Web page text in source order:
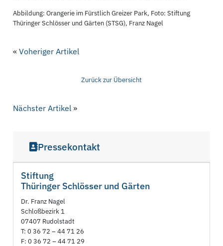
Abbildung: Orangerie im Fürstlich Greizer Park, Foto: Stiftung
Thüringer Schlösser und Gärten (STSG), Franz Nagel
«Voheriger Artikel
Zurück zur Übersicht
Nächster Artikel »
Pressekontakt
Stiftung
Thüringer Schlösser und Gärten
Dr. Franz Nagel
Schloßbezirk 1
07407 Rudolstadt
T: 0 36 72 – 44 71 26
F: 0 36 72 – 44 71 29